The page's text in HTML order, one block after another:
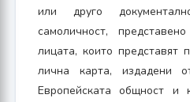
или друго
самоличност,
лицата, които представят
лична карта, издадени
Европейската общност и